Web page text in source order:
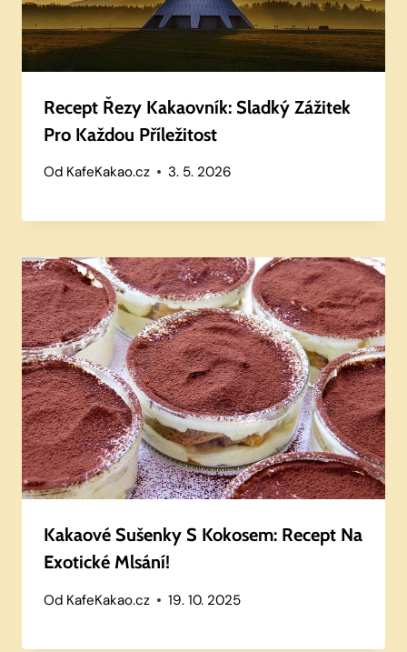
Recept Řezy Kakaovník: Sladký Zážitek
Pro Každou Příležitost
Od KafeKakao.cz 3. 5. 2026
Kakaové Sušenky S Kokosem: Recept Na
Exotické Mlsání!
Od KafeKakao.cz 19. 10. 2025